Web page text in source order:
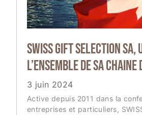
SWISS GIFT SELECTION
l’ensemble de sa
3 juin 2024
Active depuis 2011 dans la
entreprises et particuliers,